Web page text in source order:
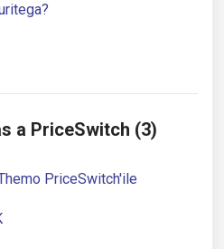
a PriceSwitch (3)
PriceSwitch'ile